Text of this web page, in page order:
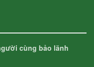
cùng bảo lãnh